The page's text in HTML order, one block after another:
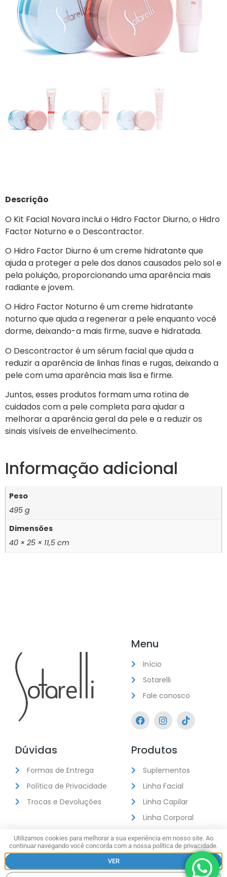
Descrição
O Kit Facial Novara inclui o Hidro Factor Diurno, o Hidro
Factor Noturno e o Descontractor.
O Hidro Factor Diurno é um creme hidratante que
ajuda a proteger a pele dos danos causados pelo sol e
pela poluição, proporcionando uma aparência mais
radiante e jovem.
O Hidro Factor Noturno é um creme hidratante
noturno que ajuda a regenerar a pele enquanto você
dorme, deixando-a mais firme, suave e hidratada.
O Descontractor é um sérum facial que ajuda a
reduzir a aparência de linhas finas e rugas, deixando a
pele com uma aparência mais lisa e firme.
Juntos, esses produtos formam uma rotina de
cuidados com a pele completa para ajudar a
melhorar a aparência geral da pele e a reduzir os
sinais visíveis de envelhecimento.
Informação adicional
Peso
495 g
Dimensões
40 × 25 × 11,5 cm
Menu
Início
Sotarelli
Fale conosco
Dúvidas
Formas de Entrega
Política de Privacidade
Trocas e Devoluções
Produtos
Suplementos
Linha Facial
Linha Capilar
Linha Corporal
Kits
Utilizamos cookies para melhorar a sua experiência em nosso site. Ao
continuar navegando você concorda com a nossa política de privacidade.
VER